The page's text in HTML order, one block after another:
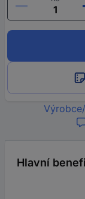
Hlavní